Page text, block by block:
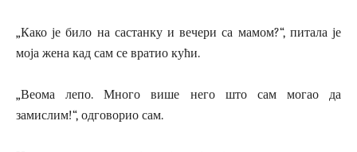
„Како је било на састанку и вечери са мамом?“, питала је
моја жена кад сам се вратио кући.
„Веома лепо. Много више него што сам могао да
замислим!“, одговорио сам.